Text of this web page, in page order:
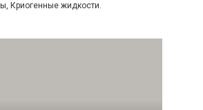
Криогенные жидкости.